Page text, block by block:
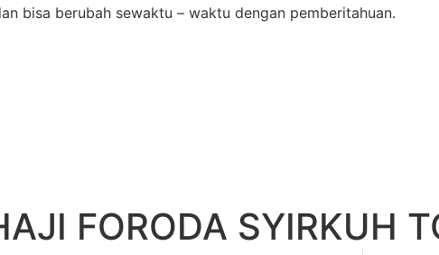
bisa berubah sewaktu – waktu dengan pemberitahuan.
FORODA SYIRKUH